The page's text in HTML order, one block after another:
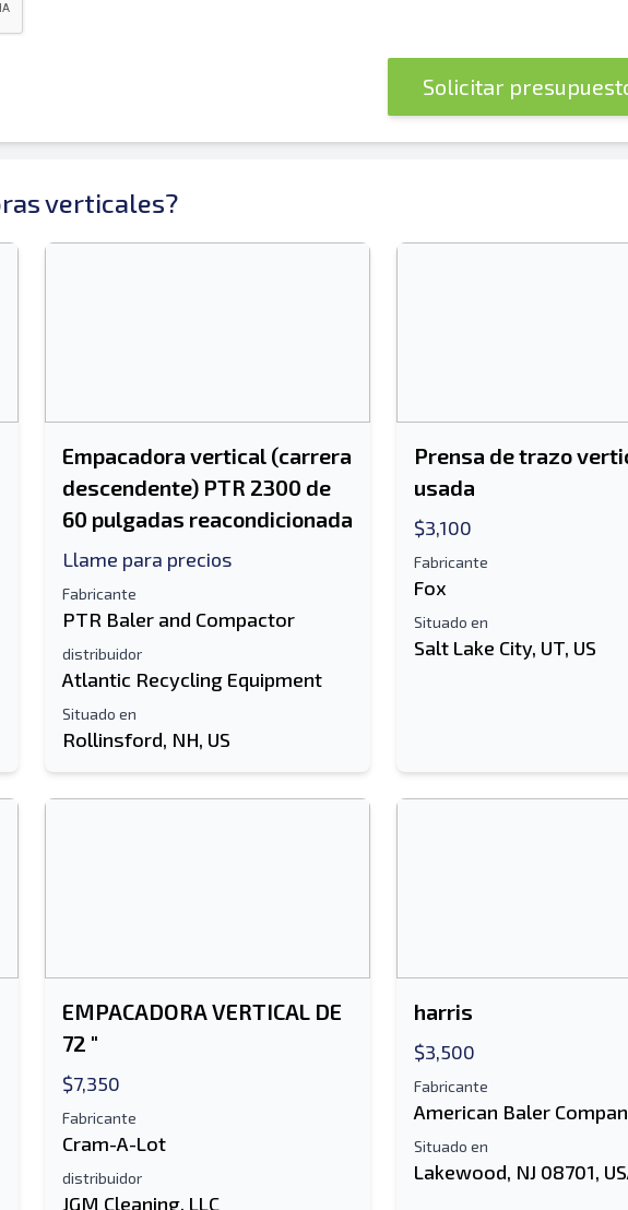
Solicitar
verticales?
Empacadora vertical (carrera
descendente) PTR 2300 de
60 pulgadas reacondicionada
Llame para precios
Fabricante
PTR Baler and Compactor
distribuidor
Atlantic Recycling Equipment
Situado en
Rollinsford, NH, US
Prensa de trazo
usada
$3,100
Fabricante
Fox
Situado en
Salt Lake City, UT, US
EMPACADORA VERTICAL DE
72 "
$7,350
Fabricante
Cram-A-Lot
distribuidor
JGM Cleaning, LLC
harris
$3,500
Fabricante
American Baler
Situado en
Lakewood, NJ 08701,